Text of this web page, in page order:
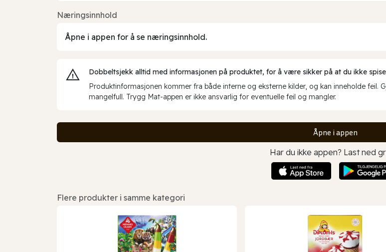
Næringsinnhold
Åpne i appen for å se næringsinnhold.
Dobbeltsjekk alltid med informasjonen på produktet, for å være sikker på at du ikke
Produktinformasjonen kommer fra både interne og eksterne kilder, og kan inneholde feil.
mangelfull. Trygg Mat-appen er ikke ansvarlig for eventuelle feil og mangler.
Åpne i appen
Har du ikke appen? Last ned
Flere produkter i samme kategori